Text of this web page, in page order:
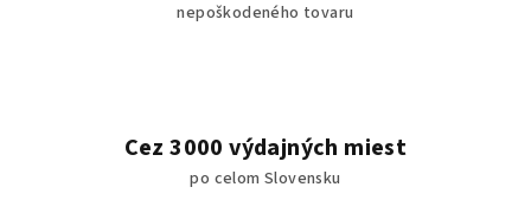
nepoškodeného tovaru
Cez 3000 výdajných miest
po celom Slovensku